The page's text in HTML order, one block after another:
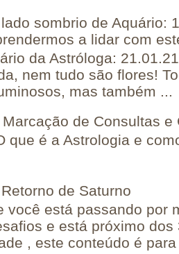
sombrio de Aquário:
a lidar com
da Astróloga:
nem tudo são flores!
mas também ...
de Consultas e
que é a Astrologia e
de Saturno
você está passando por
e está próximo
, este conteúdo é